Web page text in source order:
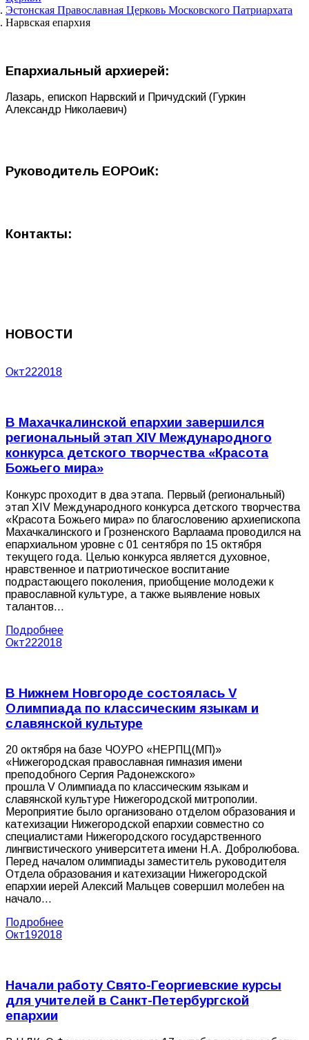
Эстонская Православная Церковь Московского Патриархата
Нарвская епархия
Епархиальный архиерей:
Лазарь, епископ Нарвский и Причудский (Гуркин
Александр Николаевич)
Руководитель ЕОРОиК:
Контакты:
НОВОСТИ
Окт222018
В Махачкалинской епархии завершился
региональный этап XIV Международного
конкурса детского творчества «Красота
Божьего мира»
Конкурс проходит в два этапа. Первый (региональный)
этап XIV Международного конкурса детского творчества
«Красота Божьего мира» по благословению архиепископа
Махачкалинского и Грозненского Варлаама проводился на
епархиальном уровне с 01 сентября по 15 октября
текущего года. Целью конкурса является духовное,
нравственное и патриотическое воспитание
подрастающего поколения, приобщение молодежи к
православной культуре, а также выявление новых
талантов…
Подробнее
Окт222018
В Нижнем Новгороде состоялась V
Олимпиада по классическим языкам и
славянской культуре
20 октября на базе ЧОУРО «НЕРПЦ(МП)»
«Нижегородская православная гимназия имени
преподобного Сергия Радонежского»
прошла V Олимпиада по классическим языкам и
славянской культуре Нижегородской митрополии.
Мероприятие было организовано отделом образования и
катехизации Нижегородской епархии совместно со
специалистами Нижегородского государственного
лингвистического университета имени Н.А. Добролюбова.
Перед началом олимпиады заместитель руководителя
Отдела образования и катехизации Нижегородской
епархии иерей Алексий Мальцев совершил молебен на
начало…
Подробнее
Окт192018
Начали работу Свято-Георгиевские курсы
для учителей в Санкт-Петербургской
епархии